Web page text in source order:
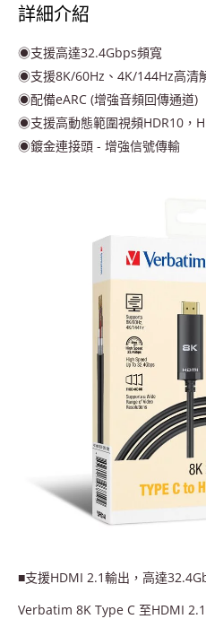
詳細介紹
◉支援高達32.4Gbps頻寬
◉支援8K/60Hz、4K/144Hz高清
◉配備eARC (增強音頻回傳通道)
◉支援高動態範圍視頻HDR10，
◉鍍金連接頭 - 增強信號傳輸
■支援HDMI 2.1輸出，高達
Verbatim 8K Type C 至HDMI